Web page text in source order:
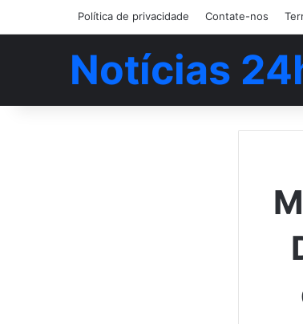
Política de privacidade Contate-nos
Notícias